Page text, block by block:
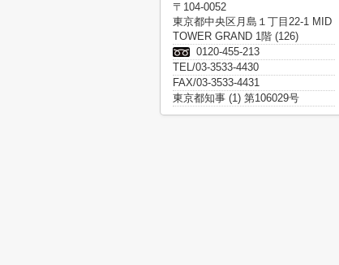
〒104-0052
東京都中央区月島１丁目22-1 MID
TOWER GRAND 1階 (126)
0120-455-213
TEL/03-3533-4430
FAX/03-3533-4431
東京都知事 (1) 第106029号